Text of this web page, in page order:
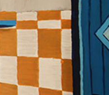
Wegbeschreibung erhalten